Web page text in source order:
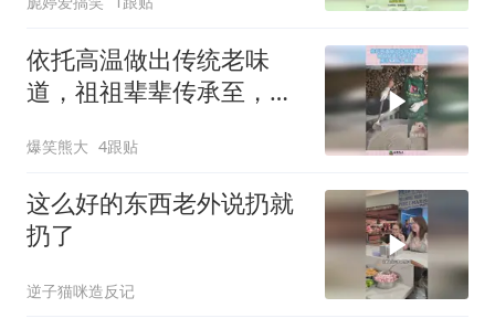
依托高温做出传统老味
道，祖祖辈辈传承至，今
爆笑熊大 4跟贴
这么好的东西老外说扔就
扔了
逆子猫咪造反记